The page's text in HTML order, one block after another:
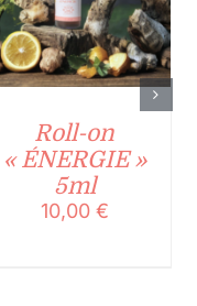
Roll-on
« ÉNERGIE »
5ml
10,00 €